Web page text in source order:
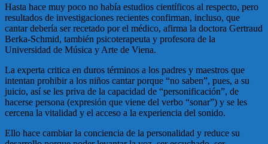
Hasta hace muy poco no había estudios científicos al respecto, pero
resultados de investigaciones recientes confirman, incluso, que
cantar debería ser recetado por el médico, afirma la doctora Gertraud
Berka-Schmid, también psicoterapeuta y profesora de la
Universidad de Música y Arte de Viena.
La experta critica en duros términos a los padres y maestros que
intentan prohibir a los niños cantar porque “no saben”, pues, a su
juicio, así se les priva de la capacidad de “personificación”, de
hacerse persona (expresión que viene del verbo “sonar”) y se les
cercena la vitalidad y el acceso a la experiencia del sonido.
Ello hace cambiar la conciencia de la personalidad y reduce su